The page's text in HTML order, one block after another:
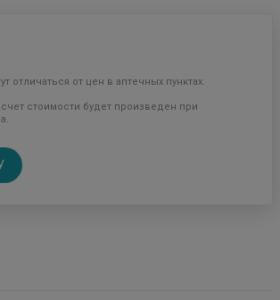
отличаться от цен в аптечных пунктах.
стоимости будет произведен при